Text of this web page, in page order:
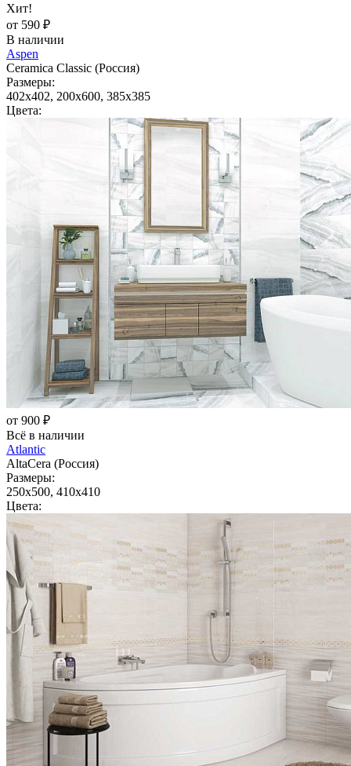
Хит!
от 590 ₽
В наличии
Aspen
Ceramica Classic (Россия)
Размеры:
402x402, 200x600, 385x385
Цвета:
от 900 ₽
Всё в наличии
Atlantic
AltaCera (Россия)
Размеры:
250x500, 410x410
Цвета: